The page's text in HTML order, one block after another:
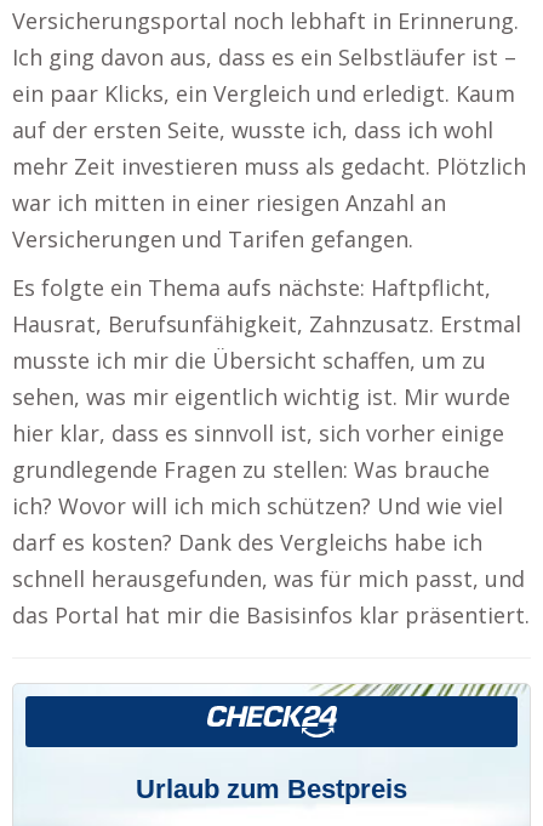
Versicherungsportal noch lebhaft in Erinnerung.
Ich ging davon aus, dass es ein Selbstläufer ist –
ein paar Klicks, ein Vergleich und erledigt. Kaum
auf der ersten Seite, wusste ich, dass ich wohl
mehr Zeit investieren muss als gedacht. Plötzlich
war ich mitten in einer riesigen Anzahl an
Versicherungen und Tarifen gefangen.
Es folgte ein Thema aufs nächste: Haftpflicht,
Hausrat, Berufsunfähigkeit, Zahnzusatz. Erstmal
musste ich mir die Übersicht schaffen, um zu
sehen, was mir eigentlich wichtig ist. Mir wurde
hier klar, dass es sinnvoll ist, sich vorher einige
grundlegende Fragen zu stellen: Was brauche
ich? Wovor will ich mich schützen? Und wie viel
darf es kosten? Dank des Vergleichs habe ich
schnell herausgefunden, was für mich passt, und
das Portal hat mir die Basisinfos klar präsentiert.
Urlaub zum Bestpreis